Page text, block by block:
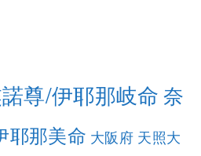
尊/伊耶那岐命 奈
耶那美命 大阪府 天照大